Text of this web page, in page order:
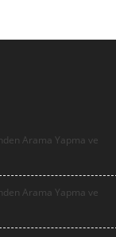
Arama Yapma ve
Arama Yapma ve